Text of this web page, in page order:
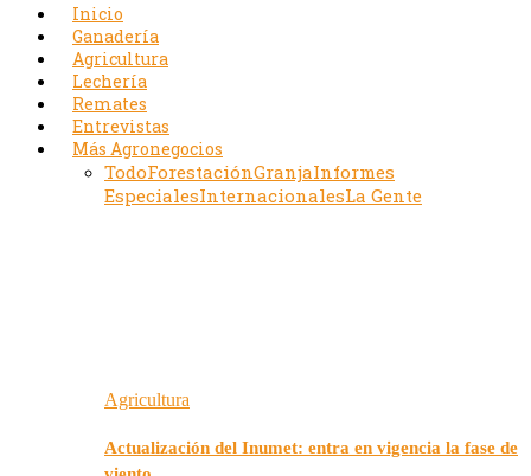
Inicio
Ganadería
Agricultura
Lechería
Remates
Entrevistas
Más Agronegocios
TodoForestaciónGranjaInformes
EspecialesInternacionalesLa Gente
Agricultura
Actualización del Inumet: entra en vigencia la fase de